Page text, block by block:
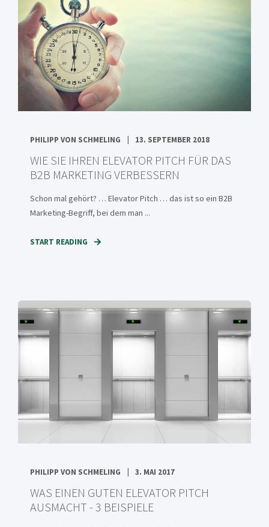
PHILIPP VON SCHMELING 13. SEPTEMBER 2018
WIE SIE IHREN ELEVATOR PITCH FÜR DAS
B2B MARKETING VERBESSERN
Schon mal gehört? … Elevator Pitch … das ist so ein B2B
Marketing-Begriff, bei dem man ...
START READING
PHILIPP VON SCHMELING 3. MAI 2017
WAS EINEN GUTEN ELEVATOR PITCH
AUSMACHT - 3 BEISPIELE